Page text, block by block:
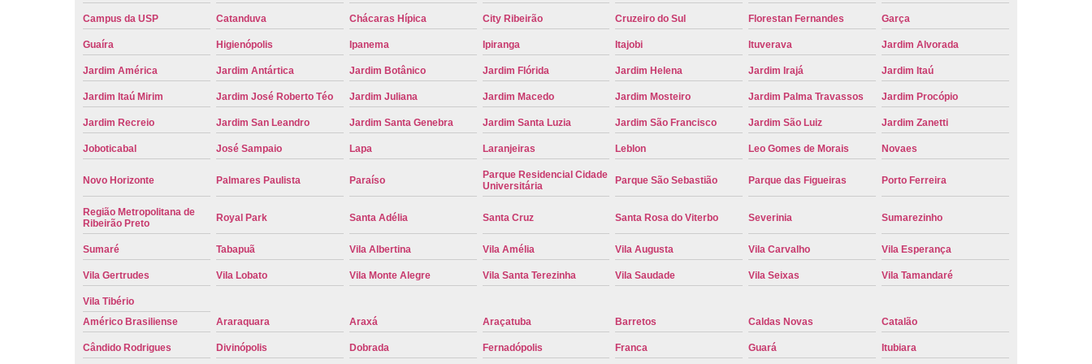
Placa de Carro Cinza
Placa de Carro Oficial
Placa de um Carro
Placa de um Carro Cravinhos
Placa de um Carro Ribeirão Preto
Placa Nova Carro
Placa Preta de Carro
Placa Verde no Carro
Placa Vermelha de Carro
Placa de Identificação Veicular
Placa Veicular
Placa Veicular Amarela
Placa Veicular Azul
Placa Veicular Cinza
Placa Veicular Cravinhos
Placa Veicular Mercosul
Placa Veicular Nova
Placa Veicular Preta
Placa Veicular Ribeirão Preto
Placa Veicular Verde
Placa Veicular Vermelha
Reforma de Placa Automotiva
Reforma de Placa Automotiva Cravinhos
Reforma Placa Carro
Serviço de Reforma de Placa Automotiva
Serviço de Reforma de Placa Veicular
Serviço de Reforma Placa Veicular
Troca de Placa Troca de Placa Carro
Campus da USP Catanduva Chácaras Hípica City Ribeirão Cruzeiro do Sul Florestan Fernandes Garça
Guaíra Higienópolis Ipanema Ipiranga Itajobi Ituverava Jardim Alvorada
Jardim América Jardim Antártica Jardim Botânico Jardim Flórida Jardim Helena Jardim Irajá Jardim Itaú
Jardim Itaú Mirim Jardim José Roberto Téo Jardim Juliana Jardim Macedo Jardim Mosteiro Jardim Palma Travassos Jardim Procópio
Jardim Recreio Jardim San Leandro Jardim Santa Genebra Jardim Santa Luzia Jardim São Francisco Jardim São Luiz Jardim Zanetti
Joboticabal José Sampaio Lapa Laranjeiras Leblon Leo Gomes de Morais Novaes
Novo Horizonte Palmares Paulista Paraíso
Parque Residencial Cidade
Universitária
Parque São Sebastião Parque das Figueiras Porto Ferreira
Região Metropolitana de
Ribeirão Preto
Royal Park Santa Adélia Santa Cruz Santa Rosa do Viterbo Severinia Sumarezinho
Sumaré Tabapuã Vila Albertina Vila Amélia Vila Augusta Vila Carvalho Vila Esperança
Vila Gertrudes Vila Lobato Vila Monte Alegre Vila Santa Terezinha Vila Saudade Vila Seixas Vila Tamandaré
Vila Tibério
Américo Brasiliense
Araraquara Araxá Araçatuba Barretos Caldas Novas Catalão
Cândido Rodrigues Divinópolis Dobrada Fernadópolis Franca Guará Itubiara